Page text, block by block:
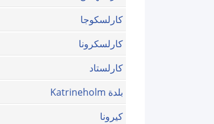
كارلسكوجا
كارلسكرونا
كارلستاد
بلدة Katrineholm
كيرونا